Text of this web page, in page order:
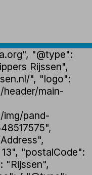
"@type":
Rijssen",
", "logo":
main-
img/pand-
"postalCode":
"Rijssen",